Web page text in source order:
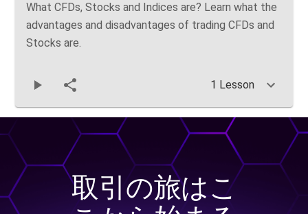
What CFDs, Stocks and Indices are? Learn what the
advantages and disadvantages of trading CFDs and
Stocks are.
1 Lesson
取引の旅はこ